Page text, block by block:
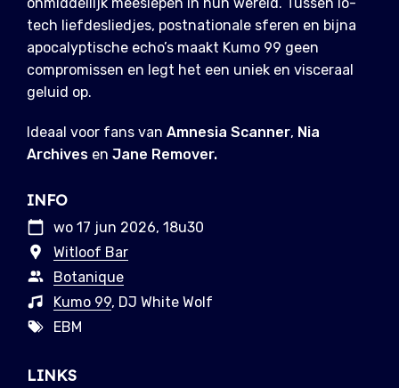
onmiddellijk meeslepen in hun wereld. Tussen lo-
tech liefdesliedjes, postnationale sferen en bijna
apocalyptische echo’s maakt Kumo 99 geen
compromissen en legt het een uniek en visceraal
geluid op.
Ideaal voor fans van Amnesia Scanner, Nia
Archives en Jane Remover.
INFO
wo 17 jun 2026, 18u30
Witloof Bar
Botanique
Kumo 99, DJ White Wolf
EBM
LINKS